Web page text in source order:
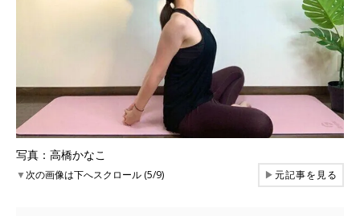
写真：高橋かなこ
▼次の画像は下へスクロール (5/9) ▶元記事を見る